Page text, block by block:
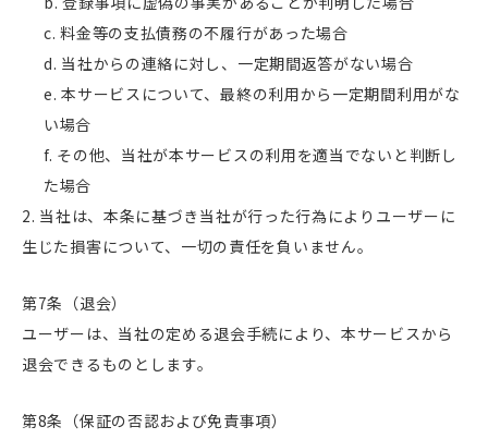
料金等の支払債務の不履行があった場合
当社からの連絡に対し、一定期間返答がない場合
本サービスについて、最終の利用から一定期間利用がな
い場合
その他、当社が本サービスの利用を適当でないと判断し
た場合
当社は、本条に基づき当社が行った行為によりユーザーに
生じた損害について、一切の責任を負いません。
第7条（退会）
ユーザーは、当社の定める退会手続により、本サービスから
退会できるものとします。
第8条（保証の否認および免責事項）